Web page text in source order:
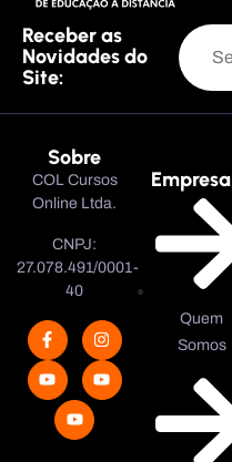
Receber as
Novidades do
Site:
Sobre
COL Cursos
Online Ltda.
CNPJ:
27.078.491/0001-
40
Empresa
Quem
Somos